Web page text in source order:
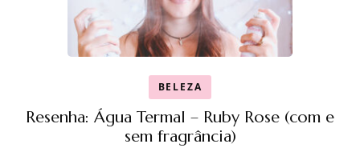
BELEZA
Resenha: Água Termal – Ruby Rose (com e
sem fragrância)